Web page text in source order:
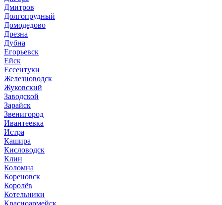
Дмитров
Долгопрудный
Домодедово
Дрезна
Дубна
Егорьевск
Ейск
Ессентуки
Железноводск
Жуковский
Заводской
Зарайск
Звенигород
Ивантеевка
Истра
Кашира
Кисловодск
Клин
Коломна
Кореновск
Королёв
Котельники
Красноармейск